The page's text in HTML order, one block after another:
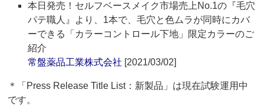
本日発売！セルフベースメイク市場売上No.1の『毛穴
パテ職人』より、1本で、毛穴と色ムラが同時にカバ
ーできる「カラーコントロール下地」限定カラーのご
紹介
常盤薬品工業株式会社 [2021/03/02]
＊「Press Release Title List：新製品」は現在試験運用中
です。